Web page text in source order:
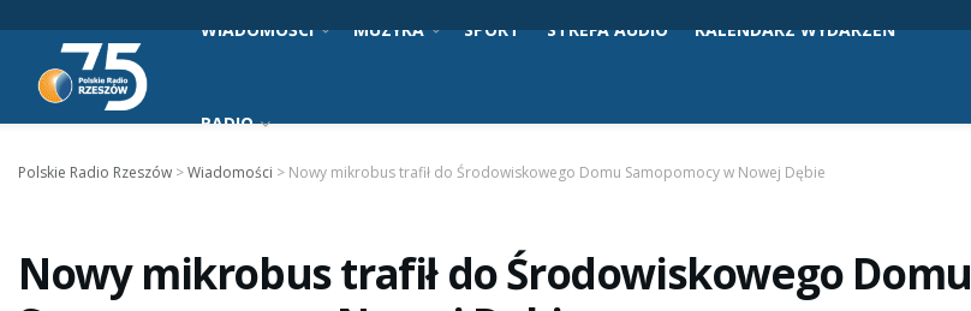
WIADOMOŚCI MUZYKA SPORT STREFA AUDIO KALENDARZ WYDARZEŃ
RADIO
Polskie Radio Rzeszów >Wiadomości > Nowy mikrobus trafił do Środowiskowego Domu Samopomocy w Nowej Dębie
Nowy mikrobus trafił do Środowiskowego Domu